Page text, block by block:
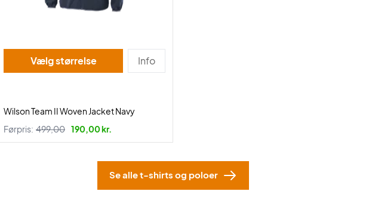
Vælg størrelse Info
Wilson Team II Woven Jacket Navy
Førpris: 499,00 190,00 kr.
Se alle t-shirts og poloer